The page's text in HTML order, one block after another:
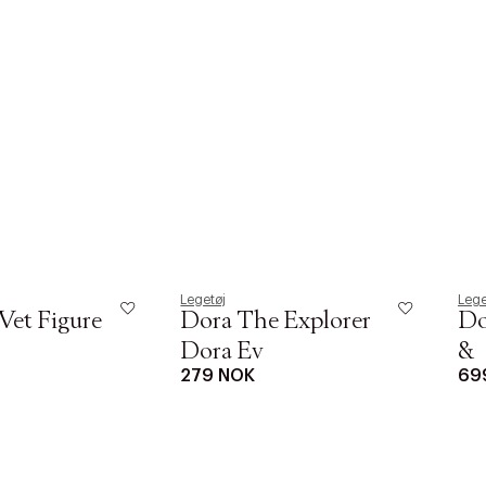
Figure
Legetøj
Dora The Explorer
Dora Ev
279 NOK
&